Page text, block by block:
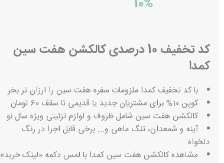
کد تخفیف 10 درصدی کالکشن هفت سین
کمدا
با کد تخفیف کمدا ملزومات سفره هفت سین را ارزان تر بخر
کوپن 10% برای مشتریان جدید یا قدیمی تا سقف 60 تومان
کالکشن هفت سین شامل ظروف و لوازم تزئینی ویژه سال نو
آینه و شمعدان، تنگ ماهی و... برخی قابل اجرا در رنگ
دلخواه
مشاهده کالکشن هفت سین کمدا با لمس دکمه «لینک خرید»